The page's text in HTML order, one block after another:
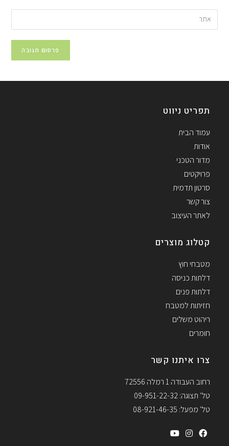
תפריט ניווט
עמוד הבית
אודות
מדור הטכני
פרויקטים
סרטון תדמית
צור קשר
לאתר העיצוב
קטלוג מוצרים
מטבחי חוץ
דלתות כניסה
דלתות פנים
חזיתות למטבח
ריהוט משלים
חומרים
צרו איתנו קשר
רחוב העבודה 1 רמלה 72556
טל' תצוגה: 09-951-22-32
טל' מפעל: 08-921-46-35